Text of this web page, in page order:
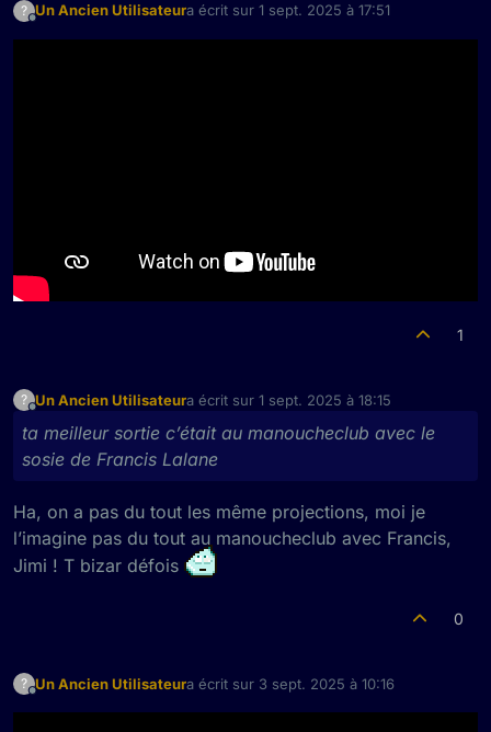
? Un Ancien Utilisateura écrit sur 1 sept. 2025 à 17:51
dernière édition par
1
? Un Ancien Utilisateura écrit sur 1 sept. 2025 à 18:15
dernière édition par
ta meilleur sortie c’était au manoucheclub avec le
sosie de Francis Lalane
Ha, on a pas du tout les même projections, moi je
l’imagine pas du tout au manoucheclub avec Francis,
Jimi ! T bizar défois
0
? Un Ancien Utilisateura écrit sur 3 sept. 2025 à 10:16
dernière édition par